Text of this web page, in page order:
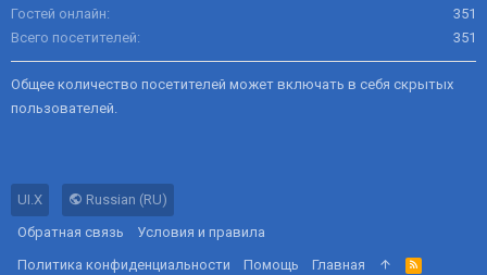
Гостей онлайн
351
Всего посетителей
351
Общее количество посетителей может включать в себя скрытых
пользователей.
UI.X
Russian (RU)
Обратная связь
Условия и правила
Политика конфиденциальности
Помощь Главная
R